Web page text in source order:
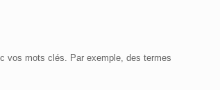
vos mots clés. Par exemple, des termes